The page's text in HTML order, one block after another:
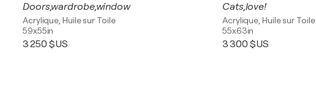
Doors,wardrobe,window
Acrylique, Huile sur Toile
59x55in
3 250 $US
Cats,love!
Acrylique, Huile sur Toile
55x63in
3 300 $US